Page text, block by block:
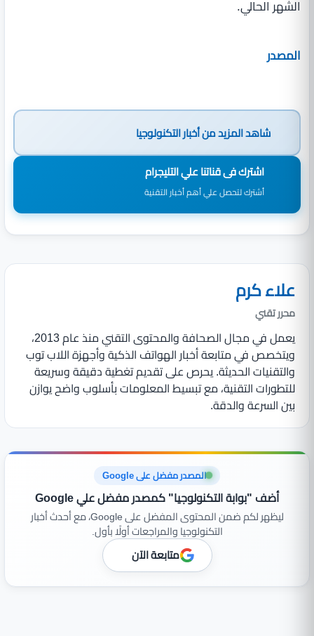
الشهر الحالي.
المصدر
شاهد المزيد منأخبار التكنولوجيا
اشترك فى قناتنا علي التليجرام
أشترك لتحصل علي أهم أخبار التقنية
علاء كرم
محرر تقني
يعمل في مجال الصحافة والمحتوى التقني منذ عام 2013،
ويتخصص في متابعة أخبار الهواتف الذكية وأجهزة اللاب توب
والتقنيات الحديثة. يحرص على تقديم تغطية دقيقة وسريعة
للتطورات التقنية، مع تبسيط المعلومات بأسلوب واضح يوازن
بين السرعة والدقة.
المصدر مفضل على Google
أضف "بوابة التكنولوجيا" كمصدر مفضل علي Google
ليظهر لكم ضمن المحتوى المفضل على Google، مع أحدث أخبار
التكنولوجيا والمراجعات أولًا بأول.
متابعة الآن